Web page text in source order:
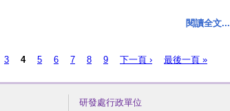
本門請購、核銷作業，以利教育部核撥第二期獎補助經
第1次會議(109年10月14日)決議： 規劃時程為112年1-7
閱讀全文...
3 4 5 6 7 8 9 下一頁 › 最後一頁 »
研發處行政單位